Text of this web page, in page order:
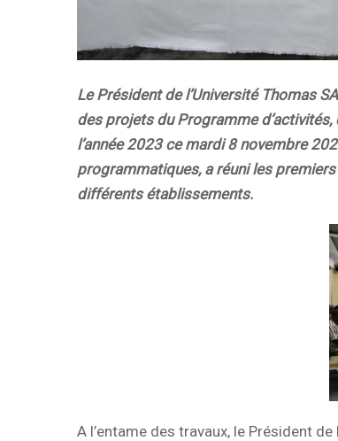
Le Président de l’Université Thomas
des projets du Programme
l’année 2023 ce mardi 8 novembre
programmatiques, a réuni les
différents établissements.
A l’entame des travaux, le Président